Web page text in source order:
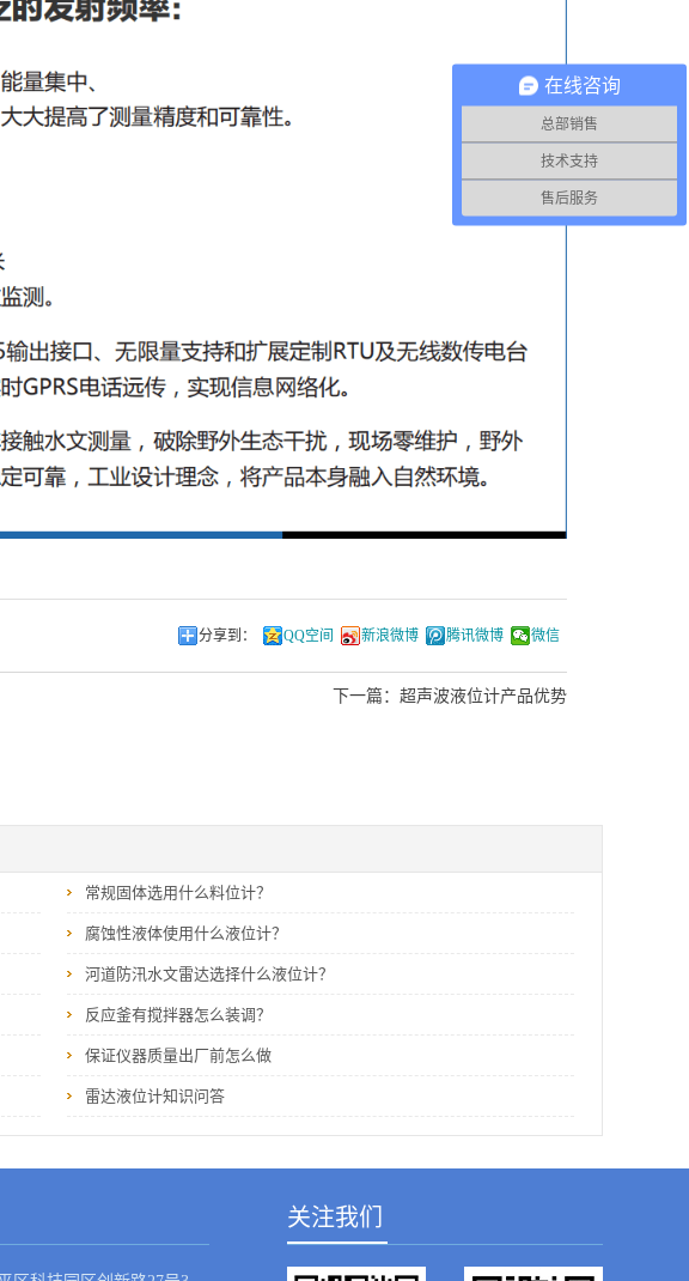
分享到： QQ空间 新浪微博 腾讯微博 微信
下一篇： 超声波液位计产品优势
常规固体选用什么料位计？
腐蚀性液体使用什么液位计？
河道防汛水文雷达选择什么液位计？
反应釜有搅拌器怎么装调？
保证仪器质量出厂前怎么做
雷达液位计知识问答
关注我们
在线咨询
总部销售
技术支持
售后服务